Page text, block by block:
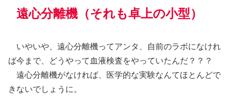
遠心分離機（それも卓上の小型）
いやいや、遠心分離機ってアンタ、自前のラボになけれ
ば今まで、どうやって血液検査をやっていたんだ？？？
遠心分離機がなければ、医学的な実験なんてほとんどで
きないでしょうに。